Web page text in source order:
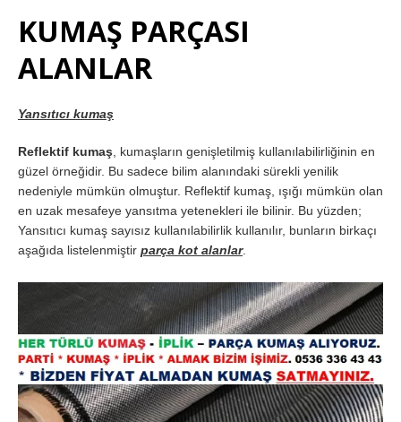
KUMAŞ PARÇASI
ALANLAR
Yansıtıcı kumaş
Reflektif kumaş , kumaşların genişletilmiş kullanılabilirliğinin en
güzel örneğidir. Bu sadece bilim alanındaki sürekli yenilik
nedeniyle mümkün olmuştur. Reflektif kumaş, ışığı mümkün olan
en uzak mesafeye yansıtma yetenekleri ile bilinir. Bu yüzden;
Yansıtıcı kumaş sayısız kullanılabilirlik kullanılır, bunların birkaçı
aşağıda listelenmiştir parça kot alanlar.